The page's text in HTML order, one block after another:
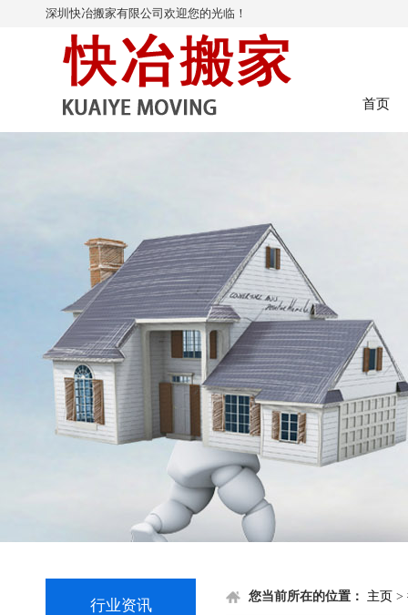
深圳快冶搬家有限公司欢迎您的光临！
首页
行业资讯
您当前所在的位置： 主页 >